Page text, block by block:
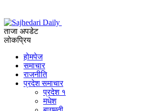
ताजा अपडेट
लोकप्रिय
होमपेज
समाचार
राजनीति
प्रदेश समाचार
प्रदेश १
मधेश